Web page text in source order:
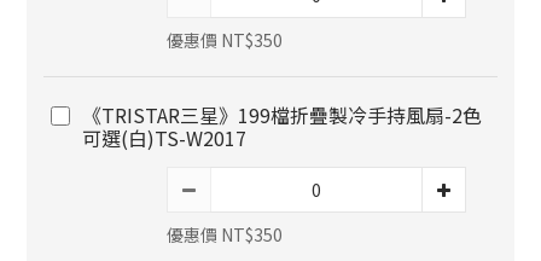
優惠價 NT$350
《TRISTAR三星》199檔折疊製冷手持風扇-2色
可選(白)TS-W2017
優惠價 NT$350